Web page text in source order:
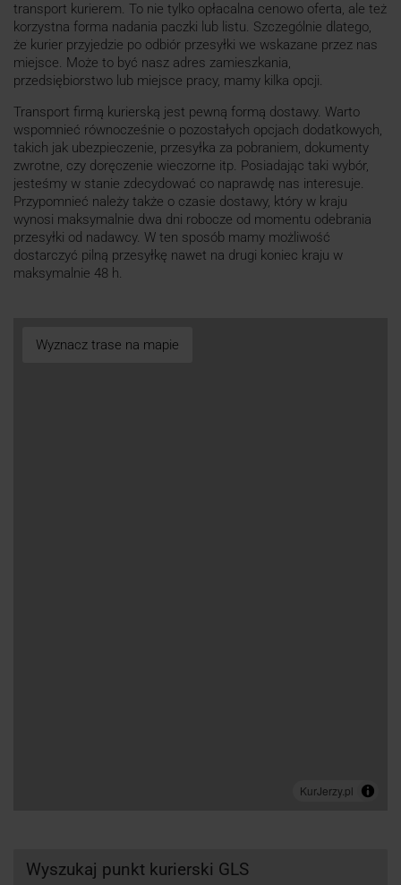
transport kurierem. To nie tylko opłacalna cenowo oferta, ale też
korzystna forma nadania paczki lub listu. Szczególnie dlatego,
że kurier przyjedzie po odbiór przesyłki we wskazane przez nas
miejsce. Może to być nasz adres zamieszkania,
przedsiębiorstwo lub miejsce pracy, mamy kilka opcji.
Transport firmą kurierską jest pewną formą dostawy. Warto
wspomnieć równocześnie o pozostałych opcjach dodatkowych,
takich jak ubezpieczenie, przesyłka za pobraniem, dokumenty
zwrotne, czy doręczenie wieczorne itp. Posiadając taki wybór,
jesteśmy w stanie zdecydować co naprawdę nas interesuje.
Przypomnieć należy także o czasie dostawy, który w kraju
wynosi maksymalnie dwa dni robocze od momentu odebrania
przesyłki od nadawcy. W ten sposób mamy możliwość
dostarczyć pilną przesyłkę nawet na drugi koniec kraju w
maksymalnie 48 h.
Wyznacz trase na mapie
Wyszukaj punkt kurierski GLS